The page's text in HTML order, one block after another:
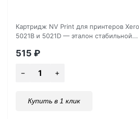
Картридж NV Print для принтеров
5021B и 5021D — эталон стабильной...
515 ₽
Купить в 1 клик